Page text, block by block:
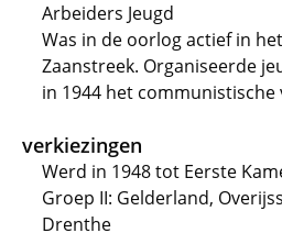
Arbeiders Jeugd
Was in de oorlog actief in
Zaanstreek. Organiseerde
in 1944 het communistische
verkiezingen
Werd in 1948 tot Eerste
Groep II: Gelderland,
Drenthe